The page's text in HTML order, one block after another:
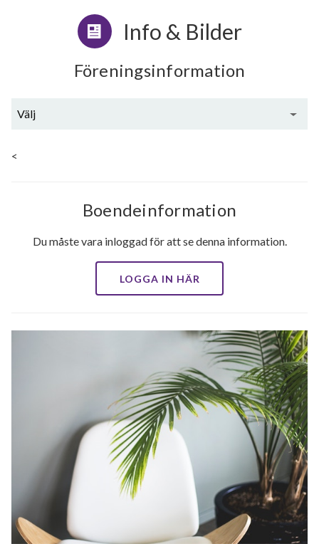
Info & Bilder
Föreningsinformation
Välj
<
Boendeinformation
Du måste vara inloggad för att se denna information.
LOGGA IN HÄR